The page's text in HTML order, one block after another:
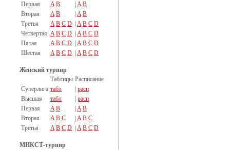
Первая
A B A B
Вторая
A B A B
Третья
A B C D A B C D
Четвертая A B C D A B C D
Пятая
A B C D A B C D
Шестая
A B C D A B C D
Женский турнир
Таблицы Расписание
Суперлига табл
расп
Высшая
табл
расп
Первая
A B A B
Вторая
A B C A B C
Третья
A B C D A B C D
МИКСТ-турнир